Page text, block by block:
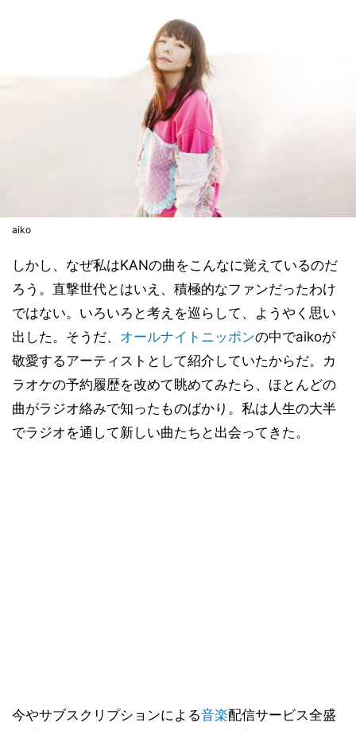
aiko
しかし、なぜ私はKANの曲をこんなに覚えているのだ
ろう。直撃世代とはいえ、積極的なファンだったわけ
ではない。いろいろと考えを巡らして、ようやく思い
出した。そうだ、 オールナイトニッポンの中でaikoが
敬愛するアーティストとして紹介していたからだ。カ
ラオケの予約履歴を改めて眺めてみたら、ほとんどの
曲がラジオ絡みで知ったものばかり。私は人生の大半
でラジオを通して新しい曲たちと出会ってきた。
今やサブスクリプションによる音楽配信サービス全盛